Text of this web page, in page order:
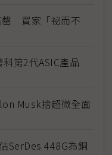
罄 買家「祕而不
第2代ASIC產品
Musk捨超微全面
SerDes 448G為銅